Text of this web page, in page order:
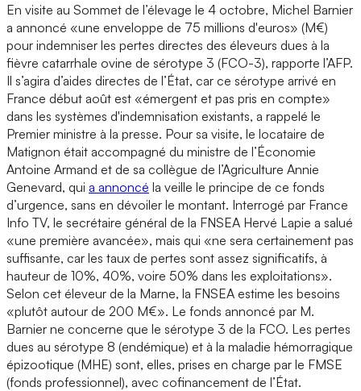
En visite au Sommet de l’élevage le 4 octobre, Michel Barnier
a annoncé «une enveloppe de 75 millions d'euros» (M€)
pour indemniser les pertes directes des éleveurs dues à la
fièvre catarrhale ovine de sérotype 3 (FCO-3), rapporte l’AFP.
Il s’agira d’aides directes de l’État, car ce sérotype arrivé en
France début août est «émergent et pas pris en compte»
dans les systèmes d'indemnisation existants, a rappelé le
Premier ministre à la presse. Pour sa visite, le locataire de
Matignon était accompagné du ministre de l’Économie
Antoine Armand et de sa collègue de l’Agriculture Annie
Genevard, qui a annoncé la veille le principe de ce fonds
d’urgence, sans en dévoiler le montant. Interrogé par France
Info TV, le secrétaire général de la FNSEA Hervé Lapie a salué
«une première avancée», mais qui «ne sera certainement pas
suffisante, car les taux de pertes sont assez significatifs, à
hauteur de 10%, 40%, voire 50% dans les exploitations».
Selon cet éleveur de la Marne, la FNSEA estime les besoins
«plutôt autour de 200 M€». Le fonds annoncé par M.
Barnier ne concerne que le sérotype 3 de la FCO. Les pertes
dues au sérotype 8 (endémique) et à la maladie hémorragique
épizootique (MHE) sont, elles, prises en charge par le FMSE
(fonds professionnel), avec cofinancement de l’État.